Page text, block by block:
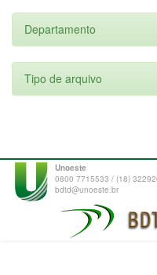
Departamento
Tipo de arquivo
Unoeste
0800 7715533 / (18)
bdtd@unoeste.br